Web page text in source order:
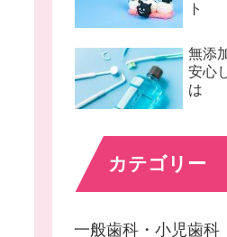
ト
無添
安心
は
カテゴリー
一般歯科・小児歯科